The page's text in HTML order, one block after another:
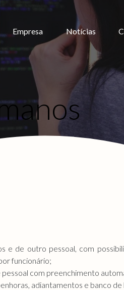
Empresa Notícias
e de outro pessoal, com
funcionário;
com preenchimento
adiantamentos e banco de